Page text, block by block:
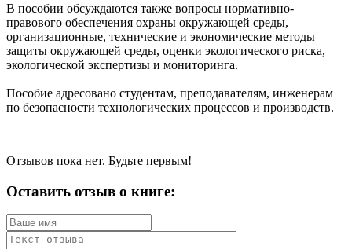
В пособии обсуждаются также вопросы нормативно-
правового обеспечения охраны окружающей среды,
организационные, технические и экономические методы
защиты окружающей среды, оценки экологического риска,
экологической экспертизы и мониторинга.
Пособие адресовано студентам, преподавателям, инженерам
по безопасности технологических процессов и производств.
Отзывов пока нет. Будьте первым!
Оставить отзыв о книге: